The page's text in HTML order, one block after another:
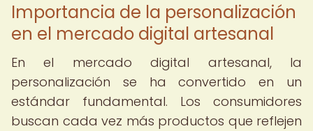
Importancia de la personalización
en el mercado digital artesanal
En el mercado digital artesanal, la
personalización se ha convertido en un
estándar fundamental. Los consumidores
buscan cada vez más productos que reflejen